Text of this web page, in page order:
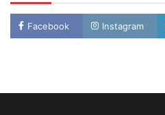
Facebook Instagram